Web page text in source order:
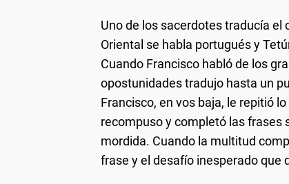
Uno de los sacerdotes traducía el
Oriental se habla portugués y
Cuando Francisco habló de los
opostunidades tradujo hasta un
Francisco, en vos baja, le repitió
recompuso y completó las frases
mordida. Cuando la multitud
frase y el desafío inesperado que